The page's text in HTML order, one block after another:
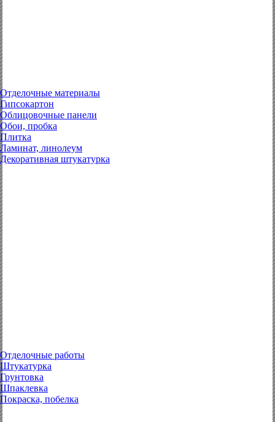
Отделочные материалы
Гипсокартон
Облицовочные панели
Обои, пробка
Плитка
Ламинат, линолеум
Декоративная штукатурка
Отделочные работы
Штукатурка
Грунтовка
Шпаклевка
Покраска, побелка